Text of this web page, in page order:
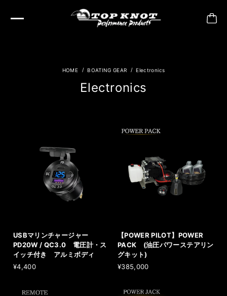
BOATING GEAR Electronics
Electronics
USBマリンチャージャー
PD20W / QC3.0 電圧計・ス
イッチ付き アルミボディ
¥4,400
【POWER PILOT】POWER
PACK (油圧パワーステアリン
グキット)
¥385,000